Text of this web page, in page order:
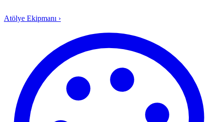
Atölye Ekipmanı ›